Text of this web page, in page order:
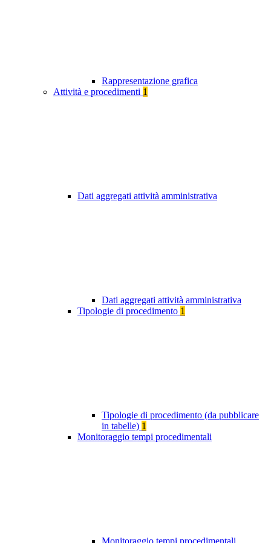
Rappresentazione grafica
Attività e procedimenti 1
Dati aggregati attività amministrativa
Dati aggregati attività amministrativa
Tipologie di procedimento 1
Tipologie di procedimento (da pubblicare
in tabelle) 1
Monitoraggio tempi procedimentali